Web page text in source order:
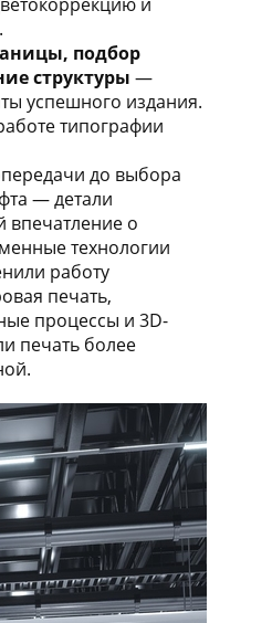
подбор
структуры —
успешного издания.
типографии
до выбора
— детали
о
технологии
работу
печать,
процессы и 3D-
печать более